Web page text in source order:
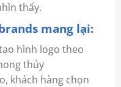
thấy.
mang lại:
hình logo theo
thủy
khách hàng chọn